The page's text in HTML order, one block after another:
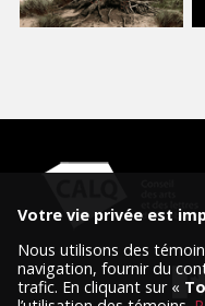
Votre vie privée est
Nous utilisons des
navigation, fournir du
trafic. En cliquant sur «